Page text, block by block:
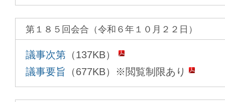
第１８５回会合（令和６年１０月２２日）
議事次第 （137KB）
議事要旨 （677KB）※閲覧制限あり